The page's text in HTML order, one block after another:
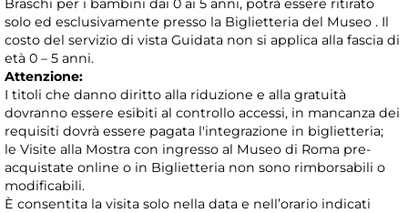
Braschi per i bambini dai 0 ai 5 anni, potrà essere ritirato
solo ed esclusivamente presso la Biglietteria del Museo . Il
costo del servizio di vista Guidata non si applica alla fascia di
età 0 – 5 anni.
Attenzione:
I titoli che danno diritto alla riduzione e alla gratuità
dovranno essere esibiti al controllo accessi, in mancanza dei
requisiti dovrà essere pagata l'integrazione in biglietteria;
le Visite alla Mostra con ingresso al Museo di Roma pre-
acquistate online o in Biglietteria non sono rimborsabili o
modificabili.
È consentita la visita solo nella data e nell’orario indicati